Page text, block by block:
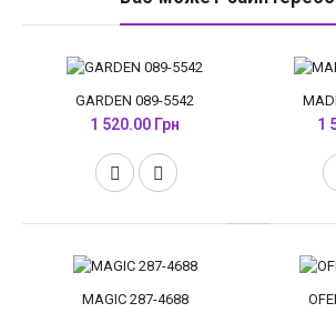
GARDEN 089-5542
1 520.00 Грн 1
MAGIC 287-4688